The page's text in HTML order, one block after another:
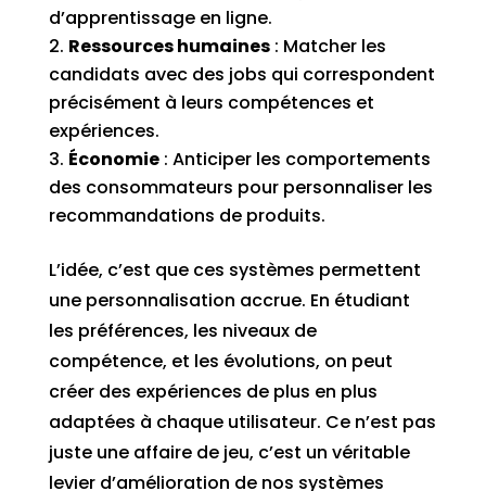
d’apprentissage en ligne.
Ressources humaines: Matcher les
candidats avec des jobs qui correspondent
précisément à leurs compétences et
expériences.
Économie: Anticiper les comportements
des consommateurs pour personnaliser les
recommandations de produits.
L’idée, c’est que ces systèmes permettent
une personnalisation accrue. En étudiant
les préférences, les niveaux de
compétence, et les évolutions, on peut
créer des expériences de plus en plus
adaptées à chaque utilisateur. Ce n’est pas
juste une affaire de jeu, c’est un véritable
levier d’amélioration de nos systèmes